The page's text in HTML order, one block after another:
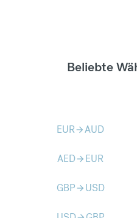
Beliebte
EURarrow_forwardAUD
AEDarrow_forward EUR
GBParrow_forward USD